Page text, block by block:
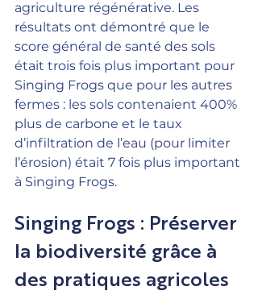
agriculture régénérative. Les
résultats ont démontré que le
score général de santé des sols
était trois fois plus important pour
Singing Frogs que pour les autres
fermes : les sols contenaient 400%
plus de carbone et le taux
d’infiltration de l’eau (pour limiter
l’érosion) était 7 fois plus important
à Singing Frogs.
Singing Frogs : Préserver
la biodiversité grâce à
des pratiques agricoles